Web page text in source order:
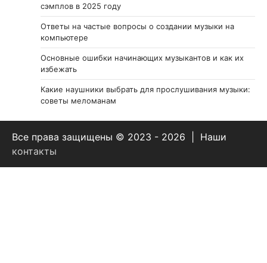
сэмплов в 2025 году
Ответы на частые вопросы о создании музыки на
компьютере
Основные ошибки начинающих музыкантов и как их
избежать
Какие наушники выбрать для прослушивания музыки:
советы меломанам
Все права защищены © 2023 - 2026 | Наши
контакты